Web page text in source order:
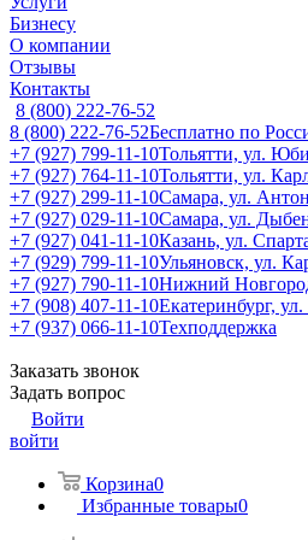
Бизнесу
О компании
Отзывы
Контакты
8 (800) 222-76-52
8 (800) 222-76-52Бесплатно по
+7 (927) 799-11-10Тольятти, ул.
+7 (927) 764-11-10Тольятти, ул.
+7 (927) 299-11-10Самара, ул.
+7 (927) 029-11-10Самара, ул.
+7 (927) 041-11-10Казань, ул.
+7 (929) 799-11-10Ульяновск, ул.
+7 (927) 790-11-10Нижний
+7 (908) 407-11-10Екатеринбург,
+7 (937) 066-11-10Техподдержка
Заказать звонок
Задать вопрос
Войти
войти
Корзина0
Избранные товары0